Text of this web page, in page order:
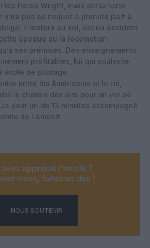
les frères Wright, mais sur la terre
n’ira pas se risquer à prendre part à
il restera au sol, car un accident
époque où la locomotion
ses prémices. Des enseignements
profitables, lui qui souhaite
école de pilotage.
entre les Américains et le roi,
le chemin des airs pour un vol de
pour un de 13 minutes accompagné
de Lambert.
avez apprécié l’article ?
nous, faites un don !
NOUS SOUTENIR